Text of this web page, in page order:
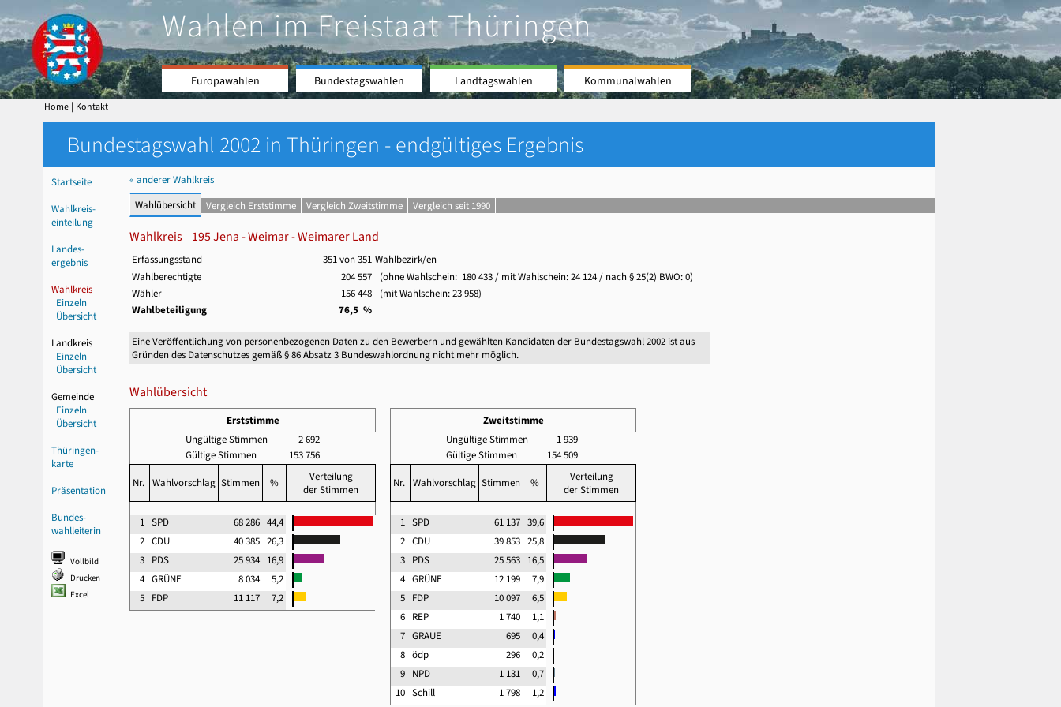
Wahlen im Freistaat Thüringen
Europawahlen Bundestagswahlen Landtagswahlen Kommunalwahlen
Home | Kontakt
Bundestagswahl 2002 in Thüringen - endgültiges Ergebnis
Startseite
Wahlkreis-
einteilung
Landes-
ergebnis
Wahlkreis
Einzeln
Übersicht
Landkreis
Einzeln
Übersicht
Gemeinde
Einzeln
Übersicht
Thüringen-
karte
Präsentation
Bundes-
wahlleiterin
Vollbild
Drucken
Excel
« anderer Wahlkreis
Wahlübersicht
Vergleich Erststimme Vergleich Zweitstimme Vergleich seit 1990
Wahlkreis 195 Jena - Weimar - Weimarer Land
Erfassungsstand 351 von 351 Wahlbezirk/en
Wahlberechtigte
204 557 (ohne Wahlschein: 180 433 / mit Wahlschein:24 124 / nach § 25(2) BWO: 0)
Wähler
156 448 (mit Wahlschein:23 958)
Wahlbeteiligung
76,5 %
Eine Veröffentlichung von personenbezogenen Daten zu den Bewerbern und gewählten Kandidaten der Bundestagswahl 2002 ist aus
Gründen des Datenschutzes gemäß § 86 Absatz 3 Bundeswahlordnung nicht mehr möglich.
Wahlübersicht
Erststimme
Ungültige Stimmen
2 692
Gültige Stimmen
153 756
Nr. Wahlvorschlag Stimmen %
Verteilung
der Stimmen
1 SPD 68 286 44,4
2 CDU 40 385 26,3
3 PDS 25 934 16,9
4 GRÜNE 8 034
5,2
5 FDP 11 117 7,2
Zweitstimme
Ungültige Stimmen
1 939
Gültige Stimmen
154 509
Nr. Wahlvorschlag Stimmen %
Verteilung
der Stimmen
1 SPD 61 137 39,6
2 CDU 39 853 25,8
3 PDS 25 563 16,5
4 GRÜNE 12 199
7,9
5 FDP 10 097
6,5
6 REP 1 740
1,1
7 GRAUE 695
0,4
8 ödp 296
0,2
9 NPD 1 131
0,7
10 Schill 1 798 1,2